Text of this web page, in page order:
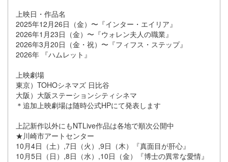
上映日・作品名
2025年12月26日（金）〜『インター・エイリア』
2026年1月23日（金）〜『ウォレン夫人の職業』
2026年3月20日（金・祝）〜『フィフス・ステップ』
2026年 『ハムレット』
上映劇場
東京）TOHOシネマズ 日比谷
大阪）大阪ステーションシティシネマ
＊追加上映劇場は随時公式HPにて発表します
上記新作以外にもNTLive作品は各地で順次公開中
★川崎市アートセンター
10月4日（土）,7日（火）,9日（木）『真面目が肝心』
10月5日（日）,8日（水）,10日（金）『博士の異常な愛情』